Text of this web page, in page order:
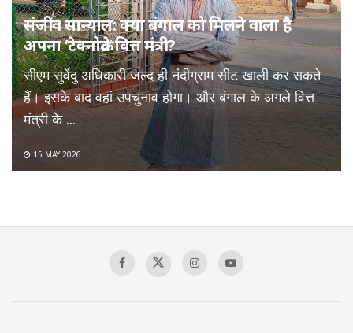
संजीव सान्याल: क्या बंगाल को मिलने वाला है
अपना ‘टेक्नोक्रेट’ वित्त मंत्री?
सीएम सुवेंदु अधिकारी जल्द ही नंदीग्राम सीट खाली कर सकते
हैं। इसके बाद वहां उपचुनाव होगा। और बंगाल के अगले वित्त
मंत्री के ...
15 MAY 2026